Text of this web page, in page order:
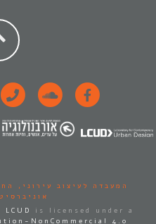
המעבדה לעיצוב עירוני,
LCUD
is licensed under a
NonCommercial 4.0